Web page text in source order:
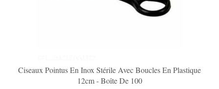
Ciseaux Pointus En Inox Stérile Avec Boucles En Plastique
12cm - Boîte De 100